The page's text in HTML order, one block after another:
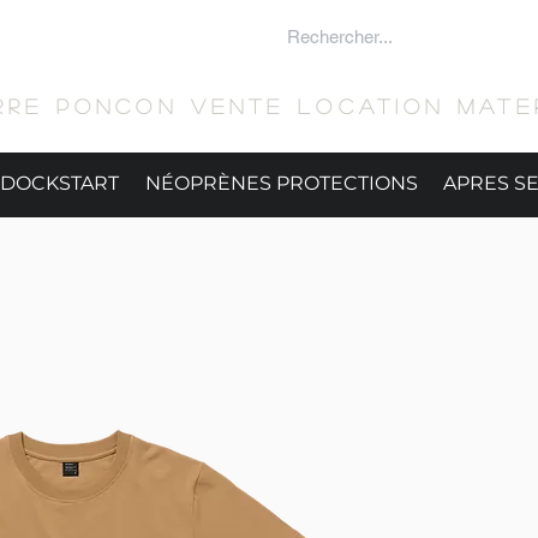
PONCON Vente location
DOCKSTART NÉOPRÈNES PROTECTIONS APRES